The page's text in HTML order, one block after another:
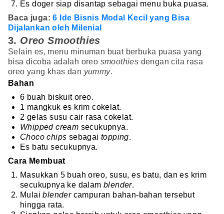
Es doger siap disantap sebagai menu buka puasa.
Baca juga:6 Ide Bisnis Modal Kecil yang Bisa
Dijalankan oleh Milenial
3. Oreo Smoothies
Selain es, menu minuman buat berbuka puasa yang
bisa dicoba adalah oreo smoothies dengan cita rasa
oreo yang khas dan yummy.
Bahan
6 buah biskuit oreo.
1 mangkuk es krim cokelat.
2 gelas susu cair rasa cokelat.
Whipped cream secukupnya.
Choco chips sebagaitopping.
Es batu secukupnya.
Cara Membuat
Masukkan 5 buah oreo, susu, es batu, dan es krim
secukupnya ke dalam blender.
Mulaiblendercampuran bahan-bahan tersebut
hingga rata.